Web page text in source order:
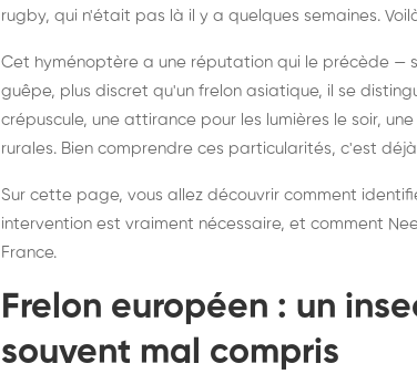
Destruction de nid de
frelons asiatiques :
intervention partout en
France
rugby, qui n'était pas là il y a quelques semaines.
Cet hyménoptère a une réputation qui le précède —
guêpe, plus discret qu'un frelon asiatique, il se
crépuscule, une attirance pour les lumières le soir,
rurales. Bien comprendre ces particularités, c'est
Sur cette page, vous allez découvrir comment
intervention est vraiment nécessaire, et comment
France.
Frelon européen : un
souvent mal compris